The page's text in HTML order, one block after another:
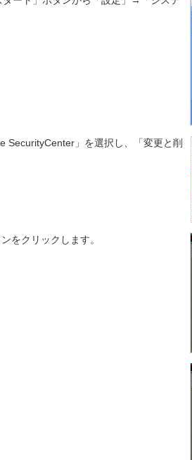
SecurityCenter」を選択し、「変更と削
をクリックします。